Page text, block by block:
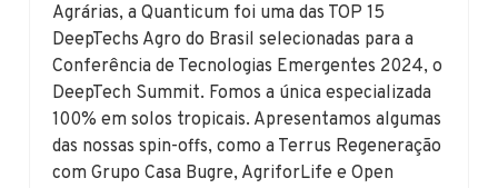
Agrárias, a Quanticum foi uma das TOP 15
DeepTechs Agro do Brasil selecionadas para a
Conferência de Tecnologias Emergentes 2024, o
DeepTech Summit. Fomos a única especializada
100% em solos tropicais. Apresentamos algumas
das nossas spin-offs, como a Terrus Regeneração
com Grupo Casa Bugre, AgriforLife e Open